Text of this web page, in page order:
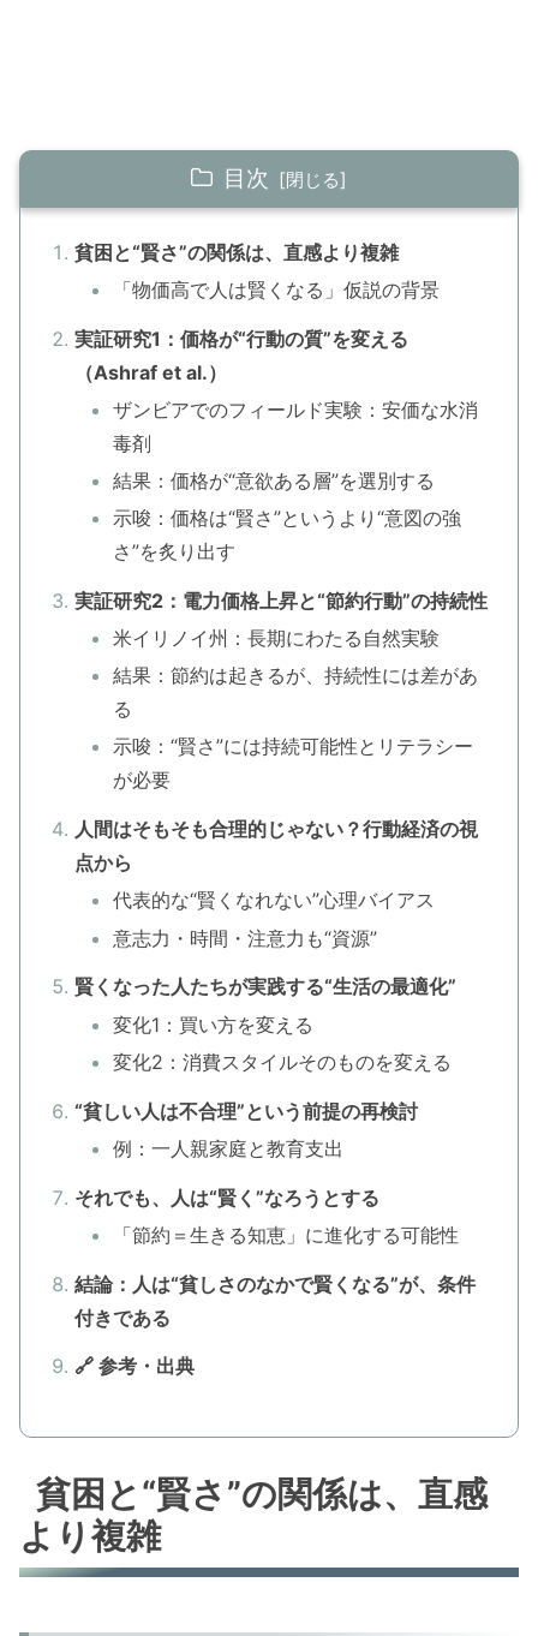
目次
貧困と“賢さ”の関係は、直感より複雑
「物価高で人は賢くなる」仮説の背景
実証研究1：価格が“行動の質”を変える
（Ashraf et al.）
ザンビアでのフィールド実験：安価な水消
毒剤
結果：価格が“意欲ある層”を選別する
示唆：価格は“賢さ”というより“意図の強
さ”を炙り出す
実証研究2：電力価格上昇と“節約行動”の持続性
米イリノイ州：長期にわたる自然実験
結果：節約は起きるが、持続性には差があ
る
示唆：“賢さ”には持続可能性とリテラシー
が必要
人間はそもそも合理的じゃない？行動経済の視
点から
代表的な“賢くなれない”心理バイアス
意志力・時間・注意力も“資源”
賢くなった人たちが実践する“生活の最適化”
変化1：買い方を変える
変化2：消費スタイルそのものを変える
“貧しい人は不合理”という前提の再検討
例：一人親家庭と教育支出
それでも、人は“賢く”なろうとする
「節約＝生きる知恵」に進化する可能性
結論：人は“貧しさのなかで賢くなる”が、条件
付きである
🔗 参考・出典
貧困と“賢さ”の関係は、直感
より複雑